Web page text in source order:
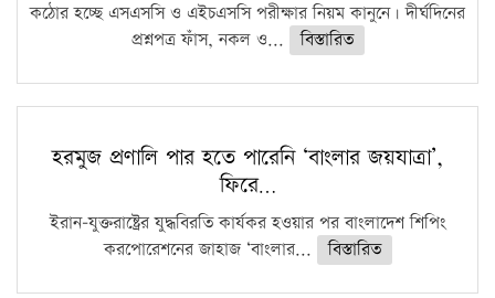
কঠোর হচ্ছে এসএসসি ও এইচএসসি পরীক্ষার নিয়ম কানুনে। দীর্ঘদিনের
প্রশ্নপত্র ফাঁস, নকল ও...
বিস্তারিত
হরমুজ প্রণালি পার হতে পারেনি ‘বাংলার জয়যাত্রা’,
ফিরে…
ইরান-যুক্তরাষ্ট্রের যুদ্ধবিরতি কার্যকর হওয়ার পর বাংলাদেশ শিপিং
করপোরেশনের জাহাজ ‘বাংলার...
বিস্তারিত